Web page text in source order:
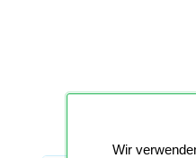
Wir